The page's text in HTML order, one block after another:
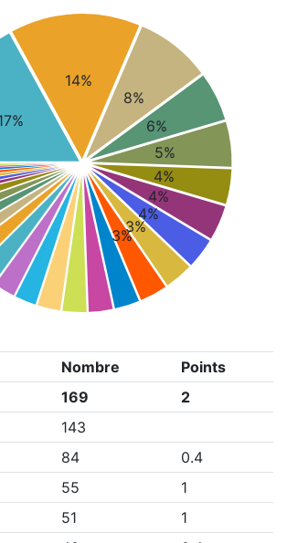
14%
8%
6%
5%
4%
4%
4%
3%
3%
Nombre
Points
169
2
143
84
0.4
55
1
51
1